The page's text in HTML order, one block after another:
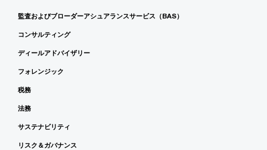
監査およびブローダーアシュアランスサービス（BAS）
コンサルティング
ディールアドバイザリー
フォレンジック
税務
法務
サステナビリティ
リスク＆ガバナンス